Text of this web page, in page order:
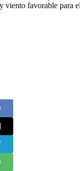
viento favorable para